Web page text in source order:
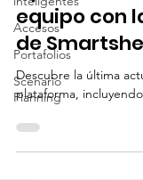
Accesos
Portafolios
Scenario
Planning
Optimiza la
equipo con
de
Descubre la última
plataforma,